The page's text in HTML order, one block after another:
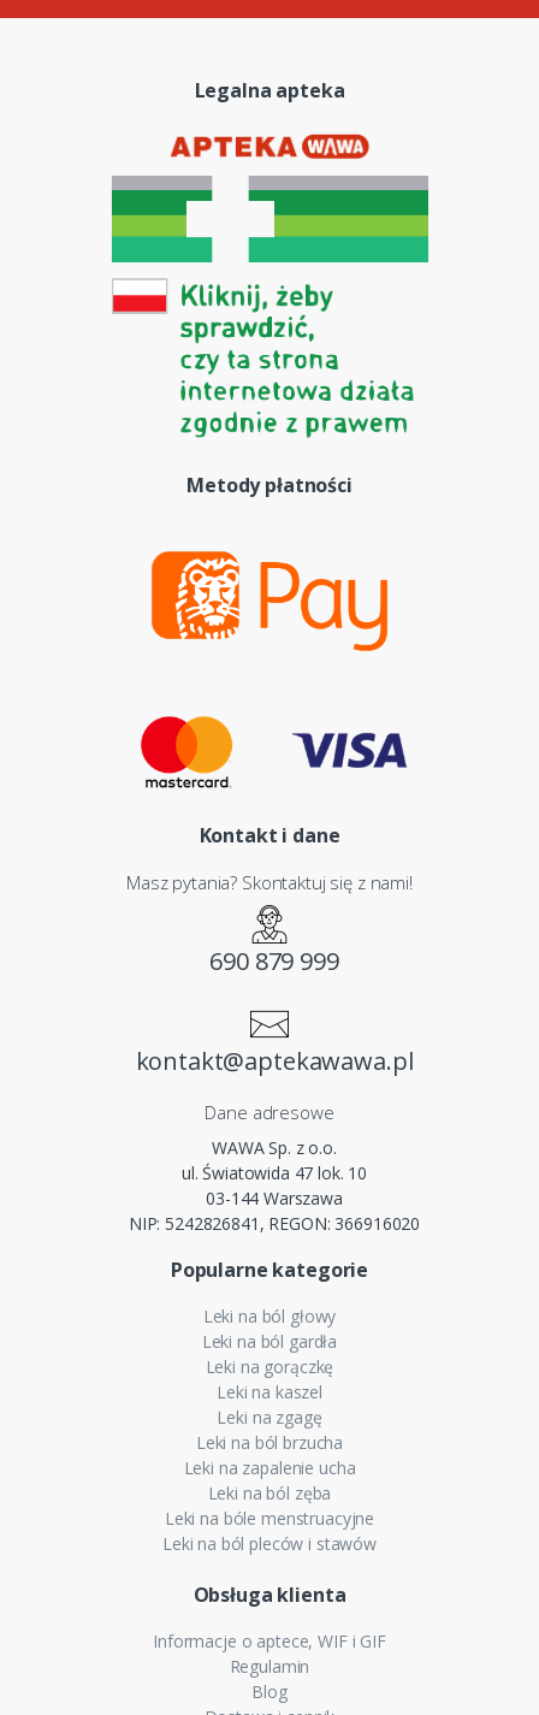
Legalna apteka
Metody płatności
Kontakt i dane
Masz pytania? Skontaktuj się z nami!
690 879 999
kontakt@aptekawawa.pl
Dane adresowe
WAWA Sp. z o.o.
ul. Światowida 47 lok. 10
03-144 Warszawa
NIP: 5242826841, REGON: 366916020
Popularne kategorie
Leki na ból głowy
Leki na ból gardła
Leki na gorączkę
Leki na kaszel
Leki na zgagę
Leki na ból brzucha
Leki na zapalenie ucha
Leki na ból zęba
Leki na bóle menstruacyjne
Leki na ból pleców i stawów
Obsługa klienta
Informacje o aptece, WIF i GIF
Regulamin
Blog